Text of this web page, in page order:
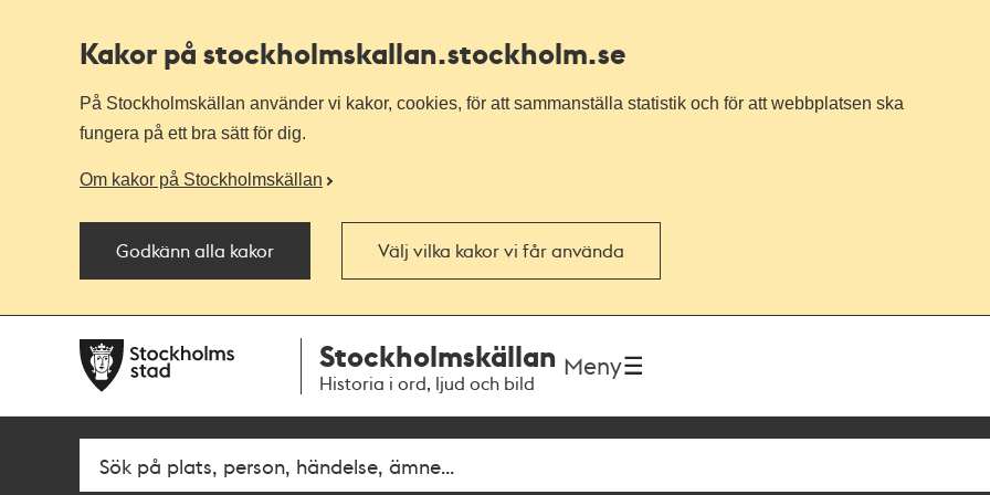
Kakor på stockholmskallan.stockholm.se
På Stockholmskällan använder vi kakor, cookies, för att sammanställa statistik och för att webbplatsen ska
fungera på ett bra sätt för dig.
Om kakor på Stockholmskällan
Godkänn alla kakor Välj vilka kakor vi får använda
navigationen
huvudinnehållet
Stockholmskällan
Historia i ord, ljud och bild
Meny
SökFritextsök